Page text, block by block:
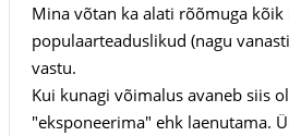
Mina võtan ka alati rõõmuga kõik
populaarteaduslikud (nagu
vastu.
Kui kunagi võimalus avaneb siis
"eksponeerima" ehk laenutama.